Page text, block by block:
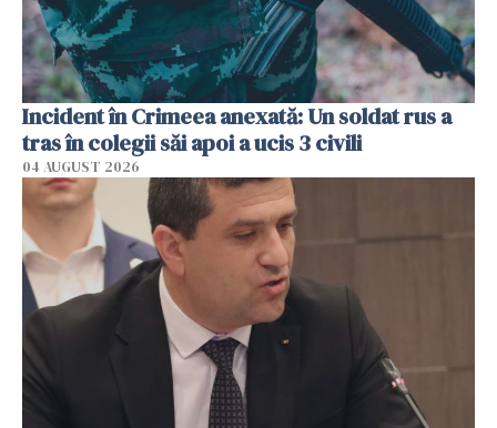
Incident în Crimeea anexată: Un soldat rus a
tras în colegii săi apoi a ucis 3 civili
04 AUGUST 2026